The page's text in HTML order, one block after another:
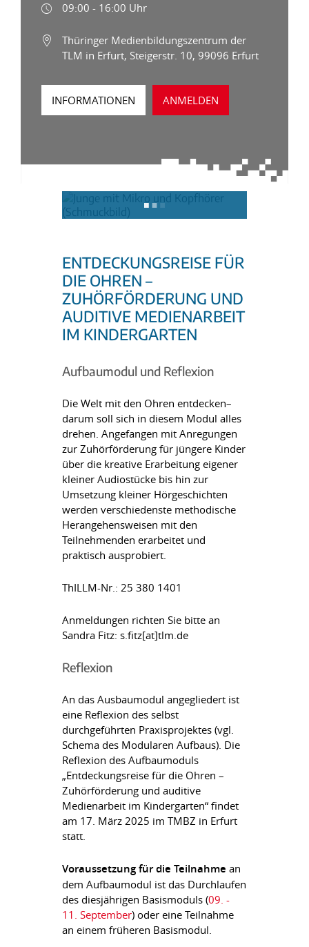
09:00 - 16:00 Uhr
Thüringer Medienbildungszentrum der
TLM in Erfurt, Steigerstr. 10, 99096 Erfurt
INFORMATIONEN ANMELDEN
ENTDECKUNGSREISE FÜR
DIE OHREN –
ZUHÖRFÖRDERUNG UND
AUDITIVE MEDIENARBEIT
IM KINDERGARTEN
Aufbaumodul und Reflexion
Die Welt mit den Ohren entdecken–
darum soll sich in diesem Modul alles
drehen. Angefangen mit Anregungen
zur Zuhörförderung für jüngere Kinder
über die kreative Erarbeitung eigener
kleiner Audiostücke bis hin zur
Umsetzung kleiner Hörgeschichten
werden verschiedenste methodische
Herangehensweisen mit den
Teilnehmenden erarbeitet und
praktisch ausprobiert.
ThILLM-Nr.: 25 380 1401
Anmeldungen richten Sie bitte an
Sandra Fitz: s.fitz[at]tlm.de
Reflexion
An das Ausbaumodul angegliedert ist
eine Reflexion des selbst
durchgeführten Praxisprojektes (vgl.
Schema des Modularen Aufbaus). Die
Reflexion des Aufbaumoduls
„Entdeckungsreise für die Ohren –
Zuhörförderung und auditive
Medienarbeit im Kindergarten“ findet
am 17. März 2025 im TMBZ in Erfurt
statt.
Voraussetzung für die Teilnahme an
dem Aufbaumodul ist das Durchlaufen
des diesjährigen Basismoduls (09. -
11. September) oder eine Teilnahme
an einem früheren Basismodul.